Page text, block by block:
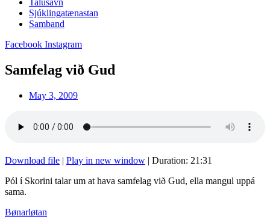
Talusavn
Sjúklingatænastan
Samband
Facebook Instagram
Samfelag við Gud
May 3, 2009
Download file | Play in new window | Duration: 21:31
Pól í Skorini talar um at hava samfelag við Gud, ella mangul uppá
sama.
Bønarløtan